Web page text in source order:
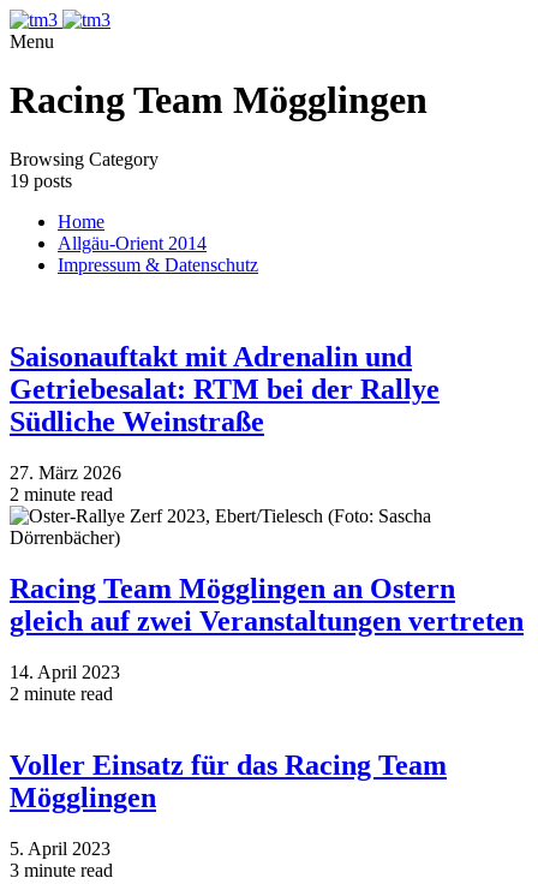
Menu
Racing Team Mögglingen
Browsing Category
19 posts
Home
Allgäu-Orient 2014
Impressum & Datenschutz
Saisonauftakt mit Adrenalin und
Getriebesalat: RTM bei der Rallye
Südliche Weinstraße
27. März 2026
2 minute read
Racing Team Mögglingen an Ostern
gleich auf zwei Veranstaltungen vertreten
14. April 2023
2 minute read
Voller Einsatz für das Racing Team
Mögglingen
5. April 2023
3 minute read